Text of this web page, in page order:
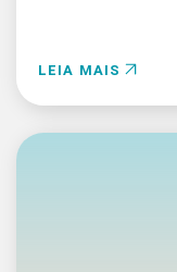
LEIA MAIS